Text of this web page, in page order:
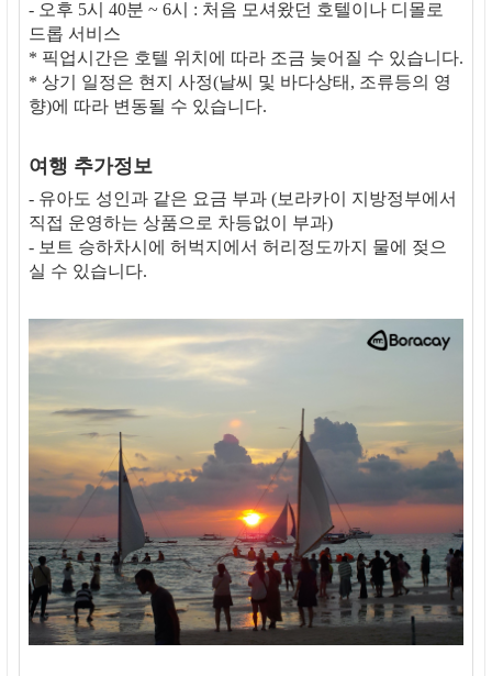
- 오후 5시 40분 ~ 6시 : 처음 모셔왔던 호텔이나 디몰로
드롭 서비스
* 픽업시간은 호텔 위치에 따라 조금 늦어질 수 있습니다.
* 상기 일정은 현지 사정(날씨 및 바다상태, 조류등의 영
향)에 따라 변동될 수 있습니다.
여행 추가정보
- 유아도 성인과 같은 요금 부과 (보라카이 지방정부에서
직접 운영하는 상품으로 차등없이 부과)
- 보트 승하차시에 허벅지에서 허리정도까지 물에 젖으
실 수 있습니다.